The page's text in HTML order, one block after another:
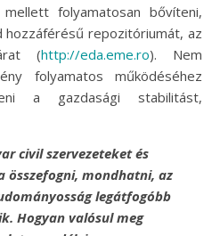
folyamatosan bővíteni,
hozzáférésű repozitóriumát, az
(http://eda.eme.ro). Nem
folyamatos működéséhez
a gazdasági stabilitást,
civil szervezeteket és
összefogni, mondhatni, az
legátfogóbb
Hogyan valósul meg